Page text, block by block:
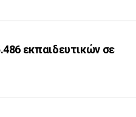
εκπαιδευτικών σε